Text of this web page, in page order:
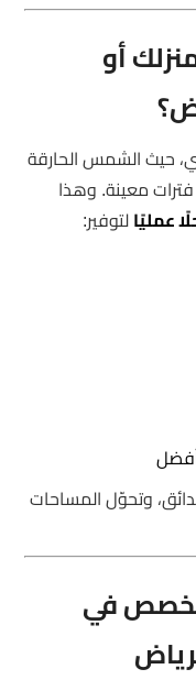
أو
حيث الشمس الحارقة
فترات معينة. وهذا
عمليًالتوفير:
وتحوّل المساحات
في